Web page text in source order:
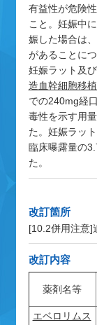
有益性が危険
こと。妊娠中
娠した場合は
があることに
妊娠ラット及
造血幹細胞移
での240mg経
毒性を示す用
た。妊娠ラッ
臨床曝露量の
た。
改訂箇所
[10.2併用注意]
改訂内容
薬剤名等
エベロリムス